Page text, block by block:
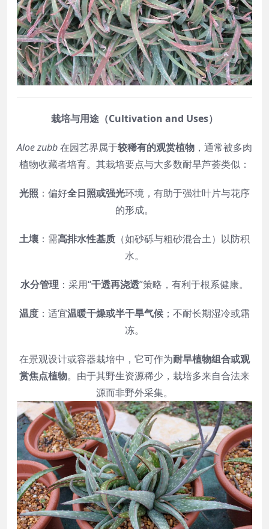
栽培与用途（Cultivation and Uses）
Aloe zubb在园艺界属于较稀有的观赏植物 ，通常被多肉
植物收藏者培育。其栽培要点与大多数耐旱芦荟类似：
光照 ：偏好全日照或强光环境，有助于强壮叶片与花序
的形成。
土壤 ：需高排水性基质 （如砂砾与粗砂混合土）以防积
水。
水分管理 ：采用“干透再浇透”策略，有利于根系健康。
温度 ：适宜温暖干燥或半干旱气候 ；不耐长期湿冷或霜
冻。
在景观设计或容器栽培中，它可作为耐旱植物组合或观
赏焦点植物。由于其野生资源稀少，栽培多来自合法来
源而非野外采集。